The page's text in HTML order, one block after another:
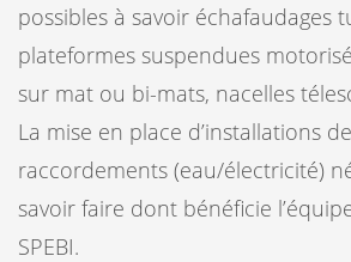
possibles à savoir échafaudages
plateformes suspendues
sur mat ou bi-mats, nacelles
La mise en place d’installations
raccordements (eau/électricité)
savoir faire dont bénéficie
SPEBI.